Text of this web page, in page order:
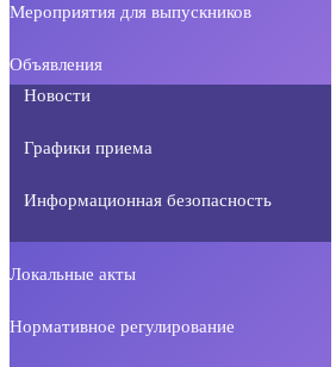
Мероприятия для выпускников
Объявления
Новости
Графики приема
Информационная безопасность
Локальные акты
Нормативное регулирование